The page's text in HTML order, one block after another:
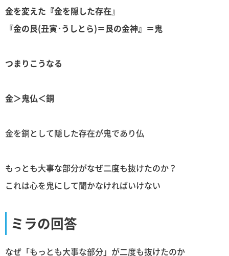
金を変えた『金を隠した存在』
『金の艮(丑寅･うしとら)＝艮の金神』＝鬼
つまりこうなる
金＞鬼仏＜銅
金を銅として隠した存在が鬼であり仏
もっとも大事な部分がなぜ二度も抜けたのか？
これは心を鬼にして聞かなければいけない
ミラの回答
なぜ「もっとも大事な部分」が二度も抜けたのか